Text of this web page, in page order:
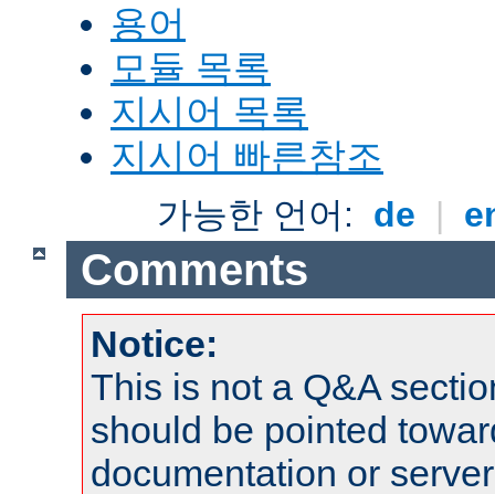
용어
모듈 목록
지시어 목록
지시어 빠른참조
가능한 언어: de |
Comments
Notice:
This is not a Q&A
should be pointed
documentation or